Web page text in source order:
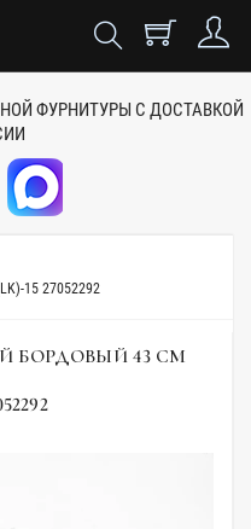
ФУРНИТУРЫ С ДОСТАВКОЙ
15 27052292
БОРДОВЫЙ 43 СМ